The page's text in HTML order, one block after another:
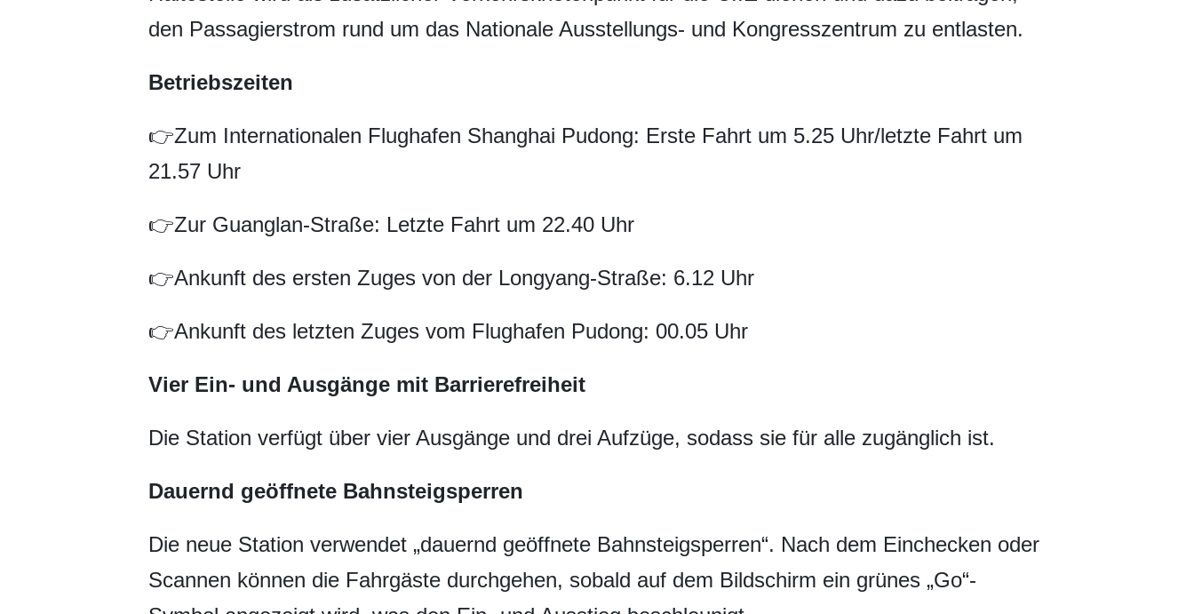
den Passagierstrom rund um das Nationale Ausstellungs- und Kongresszentrum zu entlasten.
Betriebszeiten
👉Zum Internationalen Flughafen Shanghai Pudong: Erste Fahrt um 5.25 Uhr/letzte Fahrt um
21.57 Uhr
👉Zur Guanglan-Straße: Letzte Fahrt um 22.40 Uhr
👉Ankunft des ersten Zuges von der Longyang-Straße: 6.12 Uhr
👉Ankunft des letzten Zuges vom Flughafen Pudong: 00.05 Uhr
Vier Ein- und Ausgänge mit Barrierefreiheit
Die Station verfügt über vier Ausgänge und drei Aufzüge, sodass sie für alle zugänglich ist.
Dauernd geöffnete Bahnsteigsperren
Die neue Station verwendet „dauernd geöffnete Bahnsteigsperren“. Nach dem Einchecken oder
Scannen können die Fahrgäste durchgehen, sobald auf dem Bildschirm ein grünes „Go“-